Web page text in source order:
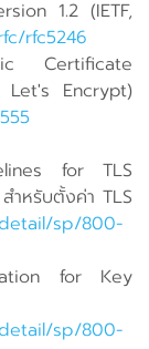
1.2 (IETF,
rfc5246
Certificate
Let's Encrypt)
for TLS
ำหรับตั้งค่า TLS
sp/800-
for Key
sp/800-